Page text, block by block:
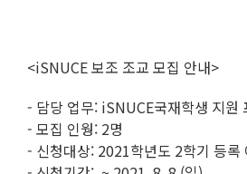
<iSNUCE 보조 조교 모집 안내>
- 담당 업무: iSNUCE국재학생 지원
- 모집 인웡: 2명
- 신청대상: 2021학년도 2학기 등록